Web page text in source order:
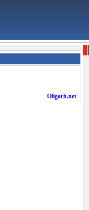
Oligarh.net